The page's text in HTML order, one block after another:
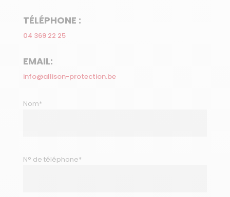
TÉLÉPHONE :
04 369 22 25
EMAIL:
info@allison-protection.be
Nom*
N° de téléphone*